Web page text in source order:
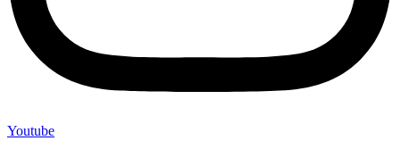
Youtube